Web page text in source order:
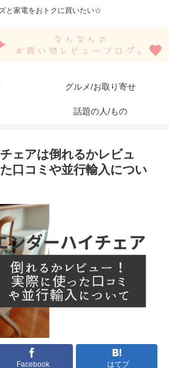
と家電をおトクに買いたい☆
グルメ/お取り寄せ
話題の人/もの
ェアは倒れるかレビュ
口コミや並行輸入につい
Facebook はてブ